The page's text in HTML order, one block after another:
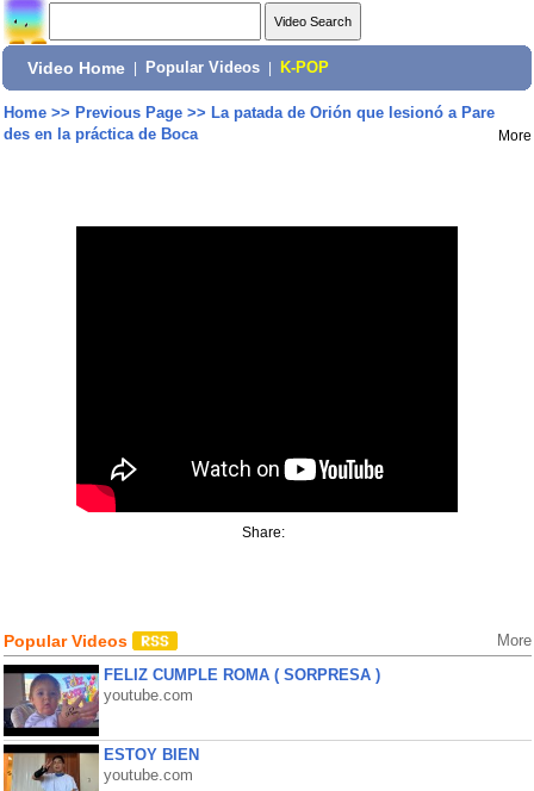
Video Home Popular Videos K-POP
Home>> Previous Page>> La patada de Orión que lesionó a Pare
des en la práctica de Boca
More
Share:
Popular Videos More
FELIZ CUMPLE ROMA ( SORPRESA )
youtube.com
ESTOY BIEN
youtube.com